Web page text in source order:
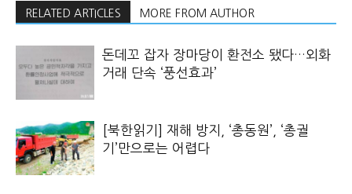
RELATED ARTICLES MORE FROM AUTHOR
돈데꼬 잡자 장마당이 환전소 됐다…외화
거래 단속 ‘풍선효과’
[북한읽기] 재해 방지, ‘총동원’, ‘총궐
기’만으로는 어렵다